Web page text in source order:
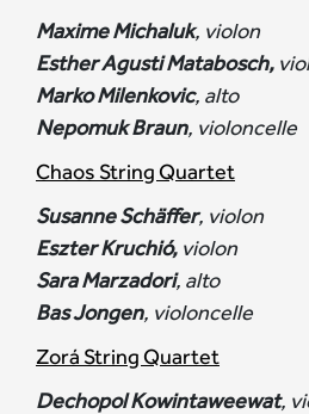
Maxime Michaluk, violon
Esther Agusti Matabosch,
Marko Milenkovic, alto
Nepomuk Braun, violoncelle
Chaos String Quartet
Susanne Schäffer, violon
Eszter Kruchió, violon
Sara Marzadori, alto
Bas Jongen, violoncelle
Zorá String Quartet
Dechopol Kowintaweewat,